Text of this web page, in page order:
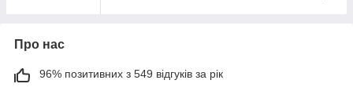
Про нас
96% позитивних з 549 відгуків за рік